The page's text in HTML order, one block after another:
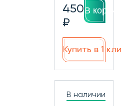
450
₽
В
Купить в 1
В наличии